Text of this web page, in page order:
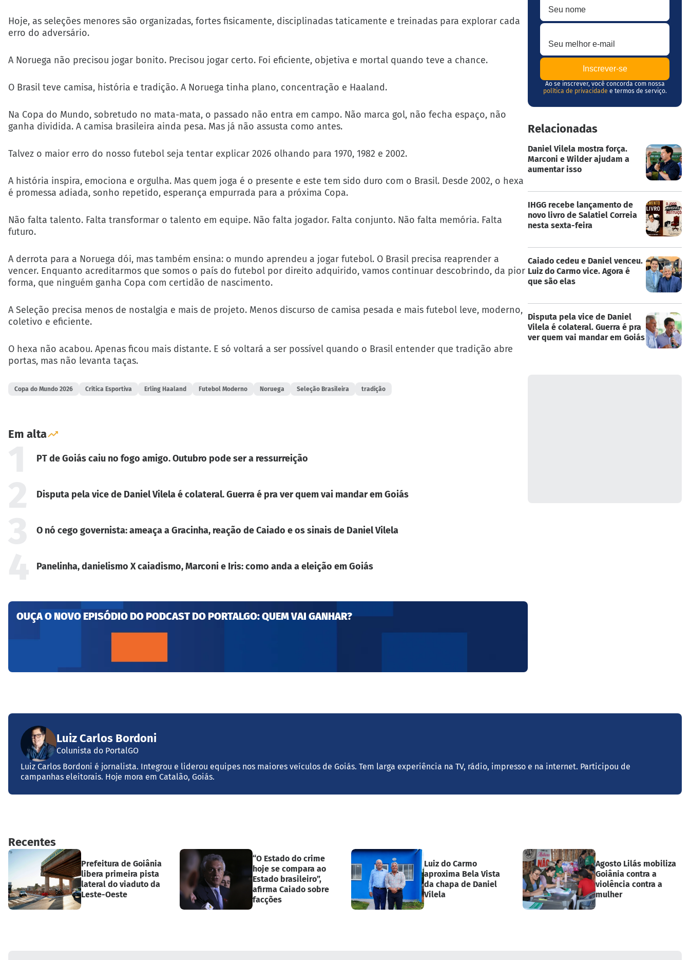
Hoje, as seleções menores são organizadas, fortes fisicamente, disciplinadas taticamente e treinadas para explorar cada
erro do adversário.
A Noruega não precisou jogar bonito. Precisou jogar certo. Foi eficiente, objetiva e mortal quando teve a chance.
O Brasil teve camisa, história e tradição. A Noruega tinha plano, concentração e Haaland.
Na Copa do Mundo, sobretudo no mata-mata, o passado não entra em campo. Não marca gol, não fecha espaço, não
ganha dividida. A camisa brasileira ainda pesa. Mas já não assusta como antes.
Talvez o maior erro do nosso futebol seja tentar explicar 2026 olhando para 1970, 1982 e 2002.
A história inspira, emociona e orgulha. Mas quem joga é o presente e este tem sido duro com o Brasil. Desde 2002, o hexa
é promessa adiada, sonho repetido, esperança empurrada para a próxima Copa.
Não falta talento. Falta transformar o talento em equipe. Não falta jogador. Falta conjunto. Não falta memória. Falta
futuro.
A derrota para a Noruega dói, mas também ensina: o mundo aprendeu a jogar futebol. O Brasil precisa reaprender a
vencer. Enquanto acreditarmos que somos o país do futebol por direito adquirido, vamos continuar descobrindo, da pior
forma, que ninguém ganha Copa com certidão de nascimento.
A Seleção precisa menos de nostalgia e mais de projeto. Menos discurso de camisa pesada e mais futebol leve, moderno,
coletivo e eficiente.
O hexa não acabou. Apenas ficou mais distante. E só voltará a ser possível quando o Brasil entender que tradição abre
portas, mas não levanta taças.
Copa do Mundo 2026 Crítica Esportiva Erling Haaland Futebol Moderno Noruega Seleção Brasileira tradição
Em alta
PT de Goiás caiu no fogo amigo. Outubro pode ser a ressurreição
Disputa pela vice de Daniel Vilela é colateral. Guerra é pra ver quem vai mandar em Goiás
O nó cego governista: ameaça a Gracinha, reação de Caiado e os sinais de Daniel Vilela
Panelinha, danielismo X caiadismo, Marconi e Iris: como anda a eleição em Goiás
OUÇA O NOVO EPISÓDIO DO PODCAST DO PORTALGO: QUEM VAI GANHAR?
Seu melhor e-mail
Ao se inscrever, você concorda com nossa
política de privacidade e termos de serviço.
Relacionadas
Daniel Vilela mostra força.
Marconi e Wilder ajudam a
aumentar isso
IHGG recebe lançamento de
novo livro de Salatiel Correia
nesta sexta-feira
Caiado cedeu e Daniel venceu.
Luiz do Carmo vice. Agora é
que são elas
Disputa pela vice de Daniel
Vilela é colateral. Guerra é pra
ver quem vai mandar em Goiás
Luiz Carlos Bordoni
Colunista do PortalGO
Luiz Carlos Bordoni é jornalista. Integrou e liderou equipes nos maiores veículos de Goiás. Tem larga experiência na TV, rádio, impresso e na internet. Participou de
campanhas eleitorais. Hoje mora em Catalão, Goiás.
Recentes
Prefeitura de Goiânia
libera primeira pista
lateral do viaduto da
Leste-Oeste
“O Estado do crime
hoje se compara ao
Estado brasileiro”,
afirma Caiado sobre
facções
Luiz do Carmo
aproxima Bela Vista
da chapa de Daniel
Vilela
Agosto Lilás mobiliza
Goiânia contra a
violência contra a
mulher